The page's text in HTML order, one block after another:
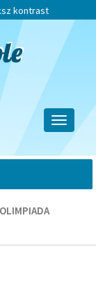
kontrast
Przełącz